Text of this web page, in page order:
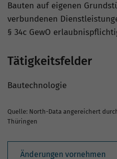
Bauten auf eigenen
verbundenen
§ 34c GewO
Tätigkeitsfelder
Bautechnologie
Quelle: North-Data angereichert
Thüringen
Änderungen vornehmen